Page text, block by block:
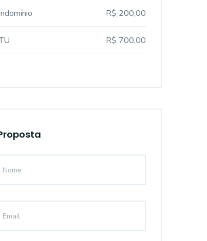
R$ 200,00
R$ 700,00